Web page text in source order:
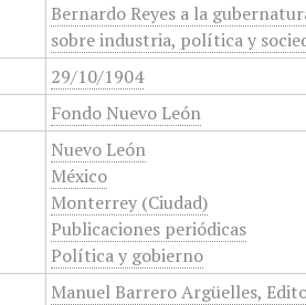
Bernardo Reyes a la
sobre industria, política y
29/10/1904
Fondo Nuevo León
Nuevo León
México
Monterrey (Ciudad)
Publicaciones periódicas
Política y gobierno
Manuel Barrero Argüelles,